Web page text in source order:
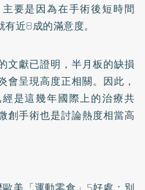
要是因為在手術後短時間
近8成的滿意度。
文獻已證明，半月板的缺損
會呈現高度正相關。因此，
是這幾年國際上的治療共
創手術也是討論熱度相當高